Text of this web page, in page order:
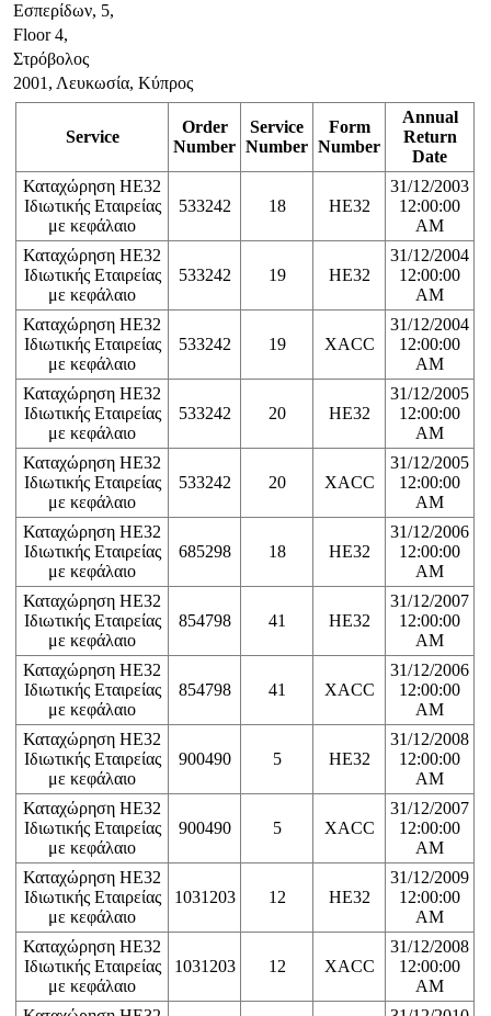
Εσπερίδων, 5,
Floor 4,
Στρόβολος
2001, Λευκωσία, Κύπρος
Service
Order
Number
Service
Number
Form
Number
Annual
Return
Date
Καταχώρηση ΗΕ32
Ιδιωτικής Εταιρείας
με κεφάλαιο
533242 18 HE32
31/12/2003
12:00:00
AM
Καταχώρηση ΗΕ32
Ιδιωτικής Εταιρείας
με κεφάλαιο
533242 19 HE32
31/12/2004
12:00:00
AM
Καταχώρηση ΗΕ32
Ιδιωτικής Εταιρείας
με κεφάλαιο
533242 19 XACC
31/12/2004
12:00:00
AM
Καταχώρηση ΗΕ32
Ιδιωτικής Εταιρείας
με κεφάλαιο
533242 20 HE32
31/12/2005
12:00:00
AM
Καταχώρηση ΗΕ32
Ιδιωτικής Εταιρείας
με κεφάλαιο
533242 20 XACC
31/12/2005
12:00:00
AM
Καταχώρηση ΗΕ32
Ιδιωτικής Εταιρείας
με κεφάλαιο
685298 18 HE32
31/12/2006
12:00:00
AM
Καταχώρηση ΗΕ32
Ιδιωτικής Εταιρείας
με κεφάλαιο
854798 41 HE32
31/12/2007
12:00:00
AM
Καταχώρηση ΗΕ32
Ιδιωτικής Εταιρείας
με κεφάλαιο
854798 41 XACC
31/12/2006
12:00:00
AM
Καταχώρηση ΗΕ32
Ιδιωτικής Εταιρείας
με κεφάλαιο
900490 5 HE32
31/12/2008
12:00:00
AM
Καταχώρηση ΗΕ32
Ιδιωτικής Εταιρείας
με κεφάλαιο
900490 5 XACC
31/12/2007
12:00:00
AM
Καταχώρηση ΗΕ32
Ιδιωτικής Εταιρείας
με κεφάλαιο
1031203 12 HE32
31/12/2009
12:00:00
AM
Καταχώρηση ΗΕ32
Ιδιωτικής Εταιρείας
με κεφάλαιο
1031203 12 XACC
31/12/2008
12:00:00
AM